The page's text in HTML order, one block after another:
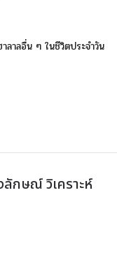
ลาลอื่น ๆ ในชีวิตประจำวัน
กษณ์ วิเคราะห์